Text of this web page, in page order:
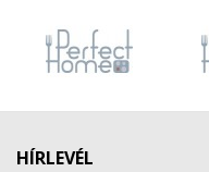
HÍRLEVÉL